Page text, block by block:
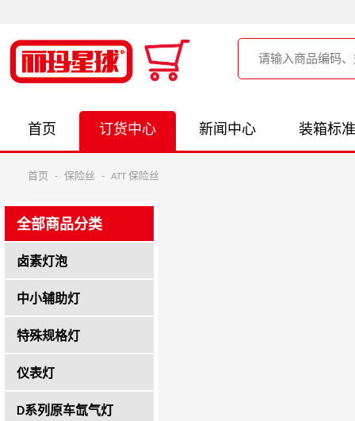
首页 订货中心 新闻中心 装箱标准
首页 - 保险丝 - ATT 保险丝
全部商品分类
卤素灯泡
中小辅助灯
特殊规格灯
仪表灯
D系列原车氙气灯